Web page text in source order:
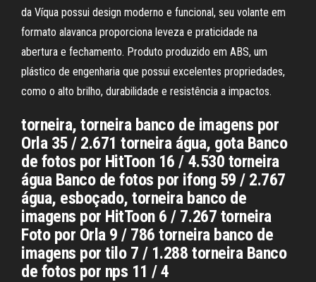
da Víqua possui design moderno e funcional, seu volante em
formato alavanca proporciona leveza e praticidade na
abertura e fechamento. Produto produzido em ABS, um
plástico de engenharia que possui excelentes propriedades,
como o alto brilho, durabilidade e resistência a impactos.
torneira, torneira banco de imagens por
Orla 35 / 2.671 torneira água, gota Banco
de fotos por HitToon 16 / 4.530 torneira
água Banco de fotos por ifong 59 / 2.767
água, esboçado, torneira banco de
imagens por HitToon 6 / 7.267 torneira
Foto por Orla 9 / 786 torneira banco de
imagens por tilo 7 / 1.288 torneira Banco
de fotos por nps 11 / 4